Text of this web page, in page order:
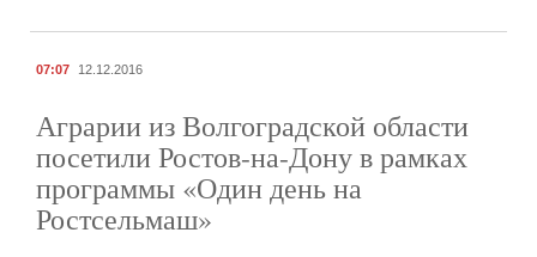
07:07 12.12.2016
Аграрии из Волгоградской области
посетили Ростов-на-Дону в рамках
программы «Один день на
Ростсельмаш»